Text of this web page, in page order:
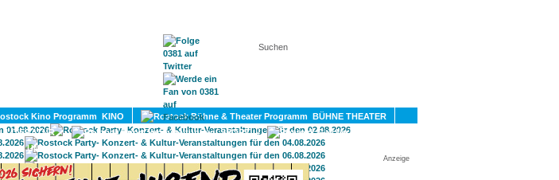
KONTAKT
KINO
BÜHNE THEATER
LITERATUR SPORT
UMLAND
Anzeige